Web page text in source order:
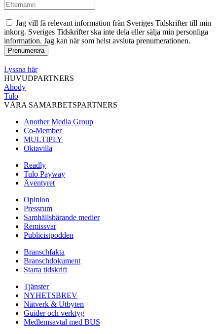
Jag vill få relevant information från Sveriges Tidskrifter till min
inkorg. Sveriges Tidskrifter ska inte dela eller sälja min personliga
information. Jag kan när som helst avsluta prenumerationen.
Lyssna här
HUVUDPARTNERS
Ahody
Tulo
VÅRA SAMARBETSPARTNERS
Another Media Group
Co-Member
MULTIPLY
Oktavilla
Readly
Tulo Payway
Äventyret
Opinion
Pressrum
Samhällsbärande medier
Remissvar
Publicistpodden
Branschfakta
Branschdokument
Starta tidskrift
Tjänster
NYHETSBREV
Nätverk & Utbyten
Guider och verktyg
Medlemsavtal med BUS